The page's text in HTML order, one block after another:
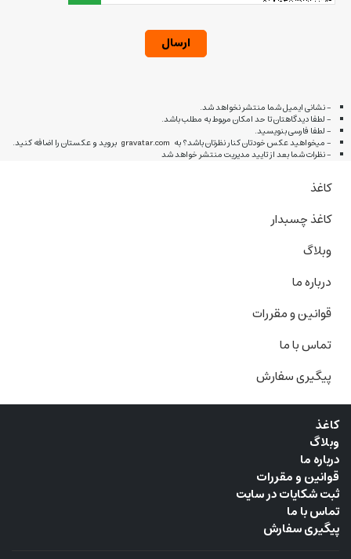
ارسال
- نشانی ایمیل شما منتشر نخواهد شد.
- لطفا دیدگاهتان تا حد امکان مربوط به مطلب باشد.
- لطفا فارسی بنویسید.
- میخواهید عکس خودتان کنار نظرتان باشد؟ به gravatar.com بروید و عکستان را اضافه کنید.
- نظرات شما بعد از تایید مدیریت منتشر خواهد شد
کاغذ
کاغذ چسبدار
وبلاگ
درباره ما
قوانین و مقررات
تماس با ما
پیگیری سفارش
کاغذ
وبلاگ
درباره ما
قوانین و مقررات
ثبت شکایات در سایت
تماس با ما
پیگیری سفارش